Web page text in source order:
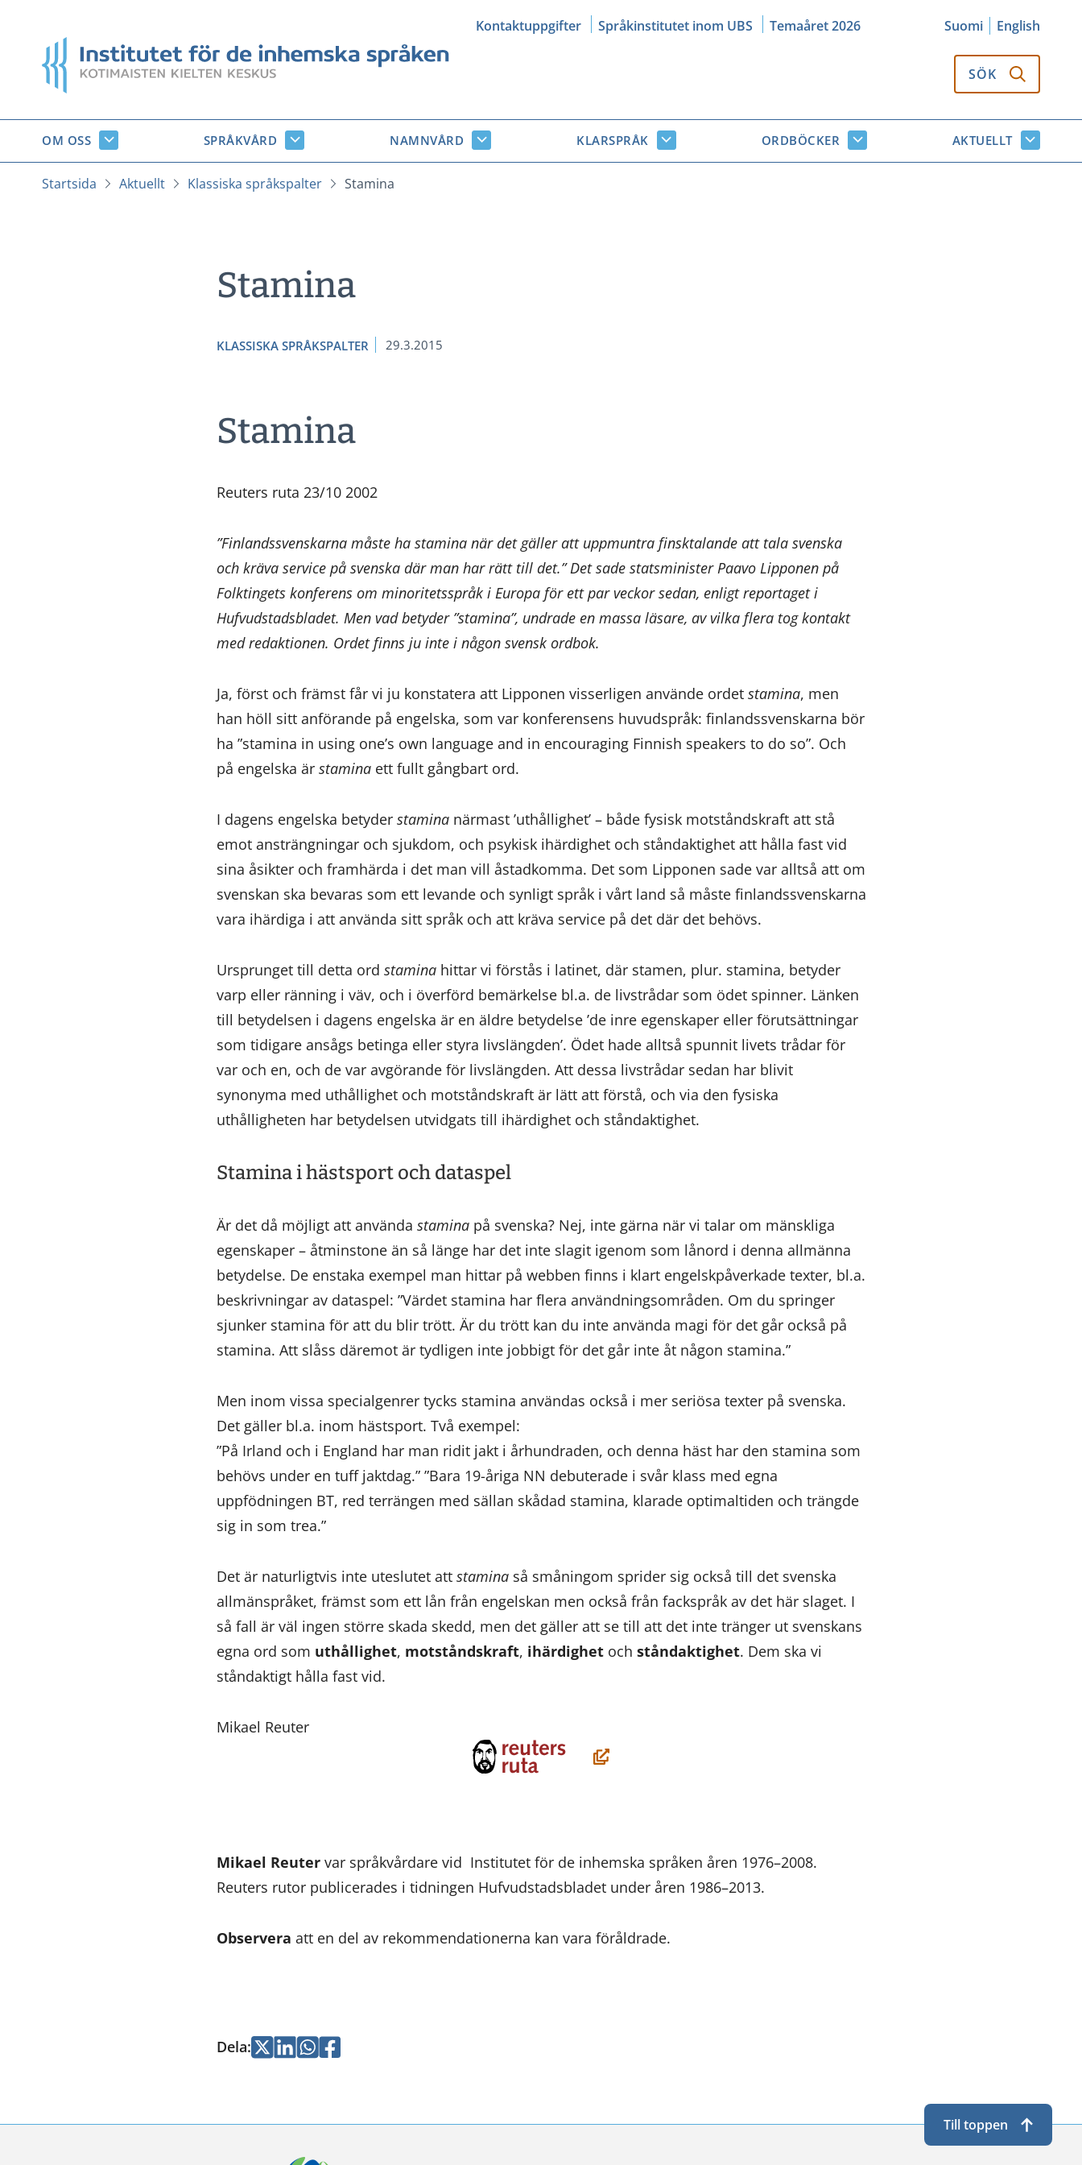
innehåll
Kontaktuppgifter Språkinstitutet inom UBS Temaåret 2026 Suomi
English
Startsida
SÖK
OM OSS
Om
oss
undersidor
SPRÅKVÅRD
Språkvård
undersidor
NAMNVÅRD
Namnvård
undersidor
KLARSPRÅK
Klarspråk
undersidor
ORDBÖCKER
Ordböcker
undersidor
AKTUELLT
Aktuellt
Startsida
Aktuellt Klassiska språkspalter Stamina
Stamina
KLASSISKA SPRÅKSPALTER 29.3.2015
Stamina
Reuters ruta 23/10 2002
”Finlandssvenskarna måste ha stamina när det gäller att uppmuntra finsktalande att tala svenska
och kräva service på svenska där man har rätt till det.” Det sade statsminister Paavo Lipponen på
Folktingets konferens om minoritetsspråk i Europa för ett par veckor sedan, enligt reportaget i
Hufvudstadsbladet. Men vad betyder ”stamina”, undrade en massa läsare, av vilka flera tog kontakt
med redaktionen. Ordet finns ju inte i någon svensk ordbok.
Ja, först och främst får vi ju konstatera att Lipponen visserligen använde ordet stamina, men
han höll sitt anförande på engelska, som var konferensens huvudspråk: finlandssvenskarna bör
ha ”stamina in using one’s own language and in encouraging Finnish speakers to do so”. Och
på engelska är staminaett fullt gångbart ord.
I dagens engelska betyder staminanärmast ’uthållighet’ – både fysisk motståndskraft att stå
emot ansträngningar och sjukdom, och psykisk ihärdighet och ståndaktighet att hålla fast vid
sina åsikter och framhärda i det man vill åstadkomma. Det som Lipponen sade var alltså att om
svenskan ska bevaras som ett levande och synligt språk i vårt land så måste finlandssvenskarna
vara ihärdiga i att använda sitt språk och att kräva service på det där det behövs.
Ursprunget till detta ord staminahittar vi förstås i latinet, där stamen, plur. stamina, betyder
varp eller ränning i väv, och i överförd bemärkelse bl.a. de livstrådar som ödet spinner. Länken
till betydelsen i dagens engelska är en äldre betydelse ’de inre egenskaper eller förutsättningar
som tidigare ansågs betinga eller styra livslängden’. Ödet hade alltså spunnit livets trådar för
var och en, och de var avgörande för livslängden. Att dessa livstrådar sedan har blivit
synonyma med uthållighet och motståndskraft är lätt att förstå, och via den fysiska
uthålligheten har betydelsen utvidgats till ihärdighet och ståndaktighet.
Stamina i hästsport och dataspel
Är det då möjligt att använda staminapå svenska? Nej, inte gärna när vi talar om mänskliga
egenskaper – åtminstone än så länge har det inte slagit igenom som lånord i denna allmänna
betydelse. De enstaka exempel man hittar på webben finns i klart engelskpåverkade texter, bl.a.
beskrivningar av dataspel: ”Värdet stamina har flera användningsområden. Om du springer
sjunker stamina för att du blir trött. Är du trött kan du inte använda magi för det går också på
stamina. Att slåss däremot är tydligen inte jobbigt för det går inte åt någon stamina.”
Men inom vissa specialgenrer tycks stamina användas också i mer seriösa texter på svenska.
Det gäller bl.a. inom hästsport. Två exempel:
”På Irland och i England har man ridit jakt i århundraden, och denna häst har den stamina som
behövs under en tuff jaktdag.” ”Bara 19-åriga NN debuterade i svår klass med egna
uppfödningen BT, red terrängen med sällan skådad stamina, klarade optimaltiden och trängde
sig in som trea.”
Det är naturligtvis inte uteslutet att staminaså småningom sprider sig också till det svenska
allmänspråket, främst som ett lån från engelskan men också från fackspråk av det här slaget. I
så fall är väl ingen större skada skedd, men det gäller att se till att det inte tränger ut svenskans
egna ord som uthållighet, motståndskraft, ihärdighetoch ståndaktighet. Dem ska vi
ståndaktigt hålla fast vid.
Mikael Reuter
(öppnas
Mikael Reutervar språkvårdare vid Institutet för de inhemska språken åren 1976–2008.
Reuters rutor publicerades i tidningen Hufvudstadsbladet under åren 1986–2013.
Observera att en del av rekommendationerna kan vara föråldrade.
Dela:Jaa Jaa Jaa Jaa
Till toppen